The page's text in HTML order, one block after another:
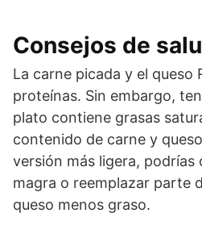
Consejos de
La carne picada y el queso
proteínas. Sin embargo,
plato contiene grasas
contenido de carne y
versión más ligera,
magra o reemplazar parte
queso menos graso.